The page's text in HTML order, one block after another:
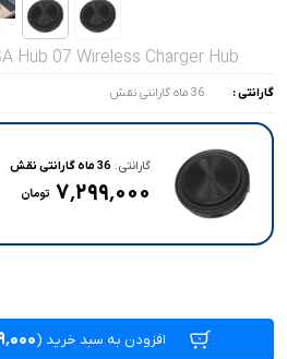
Hub 07 Wireless Charger Hub
گارانتی : 36 ماه گارانتی نقش
همه موارد
گارانتی: 36 ماه گارانتی نقش
۷٬۲۹۹٬۰۰۰
افزودن به سبد خرید (